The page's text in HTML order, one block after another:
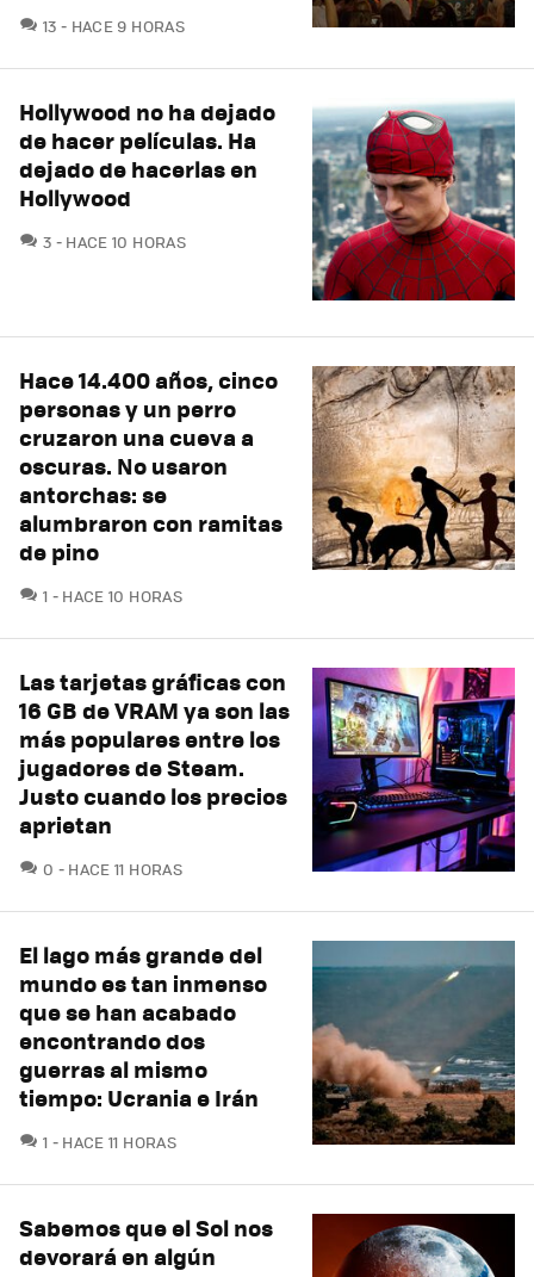
13 COMENTARIOS
HACE 9 HORAS
Hollywood no ha dejado
de hacer películas. Ha
dejado de hacerlas en
Hollywood
3 COMENTARIOS
HACE 10 HORAS
Hace 14.400 años, cinco
personas y un perro
cruzaron una cueva a
oscuras. No usaron
antorchas: se
alumbraron con ramitas
de pino
1 COMENTARIOS
HACE 10 HORAS
Las tarjetas gráficas con
16 GB de VRAM ya son las
más populares entre los
jugadores de Steam.
Justo cuando los precios
aprietan
0 COMENTARIOS
HACE 11 HORAS
El lago más grande del
mundo es tan inmenso
que se han acabado
encontrando dos
guerras al mismo
tiempo: Ucrania e Irán
1 COMENTARIOS
HACE 11 HORAS
Sabemos que el Sol nos
devorará en algún